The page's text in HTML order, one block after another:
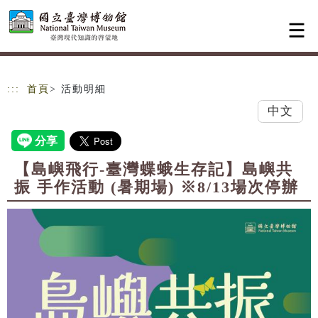
跳到主要內容
網站導覽
::: 首頁 > 活動明細
中文
【島嶼飛行-臺灣蝶蛾生存記】島嶼共
振 手作活動 (暑期場) ※8/13場次停辦